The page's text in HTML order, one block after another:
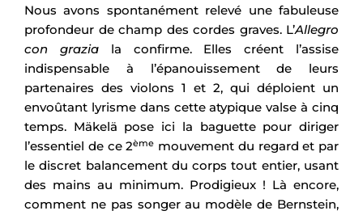
Nous avons spontanément relevé une fabuleuse
profondeur de champ des cordes graves. L’Allegro
con grazia la confirme. Elles créent l’assise
indispensable à l’épanouissement de leurs
partenaires des violons 1 et 2, qui déploient un
envoûtant lyrisme dans cette atypique valse à cinq
temps. Mäkelä pose ici la baguette pour diriger
l’essentiel de ce 2ème mouvement du regard et par
le discret balancement du corps tout entier, usant
des mains au minimum. Prodigieux ! Là encore,
comment ne pas songer au modèle de Bernstein,